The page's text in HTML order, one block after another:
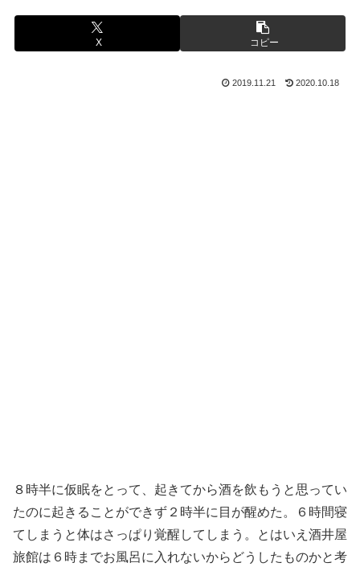
X コピー
2019.11.21 2020.10.18
８時半に仮眠をとって、起きてから酒を飲もうと思ってい
たのに起きることができず２時半に目が醒めた。６時間寝
てしまうと体はさっぱり覚醒してしまう。とはいえ酒井屋
旅館は６時までお風呂に入れないからどうしたものかと考